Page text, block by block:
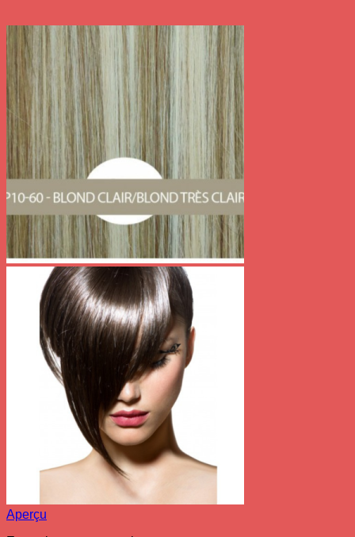
Aperçu